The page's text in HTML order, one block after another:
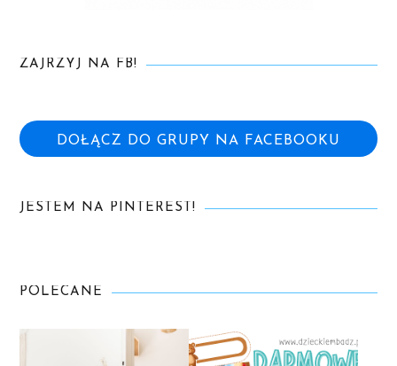
ZAJRZYJ NA FB!
DOŁĄCZ DO GRUPY NA FACEBOOKU
JESTEM NA PINTEREST!
POLECANE